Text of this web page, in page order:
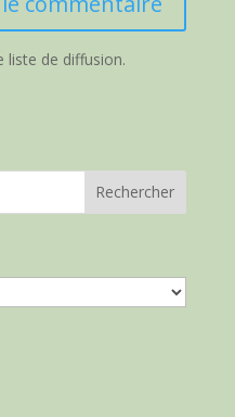
liste de diffusion.